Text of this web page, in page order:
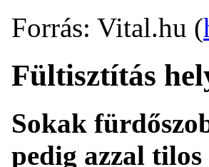
Forrás: Vital.hu (
Fültisztítás
Sokak
pedig azzal